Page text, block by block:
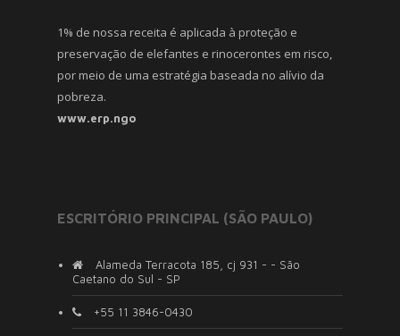
1% de nossa receita é aplicada à proteção e
preservação de elefantes e rinocerontes em risco,
por meio de uma estratégia baseada no alívio da
pobreza.
www.erp.ngo
ESCRITÓRIO PRINCIPAL (SÃO PAULO)
Alameda Terracota 185, cj 931 - - São
Caetano do Sul - SP
+55 11 3846-0430